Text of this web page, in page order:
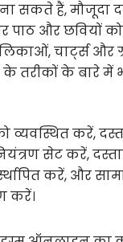
सकते हैं, मौजूदा
पाठ और छवियों
चार्ट्स और
तरीकों के बारे में
व्यवस्थित करें,
सेट करें,
करें, और
करें।